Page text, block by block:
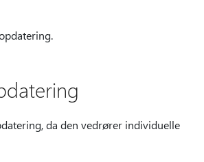
da den vedrører individuelle